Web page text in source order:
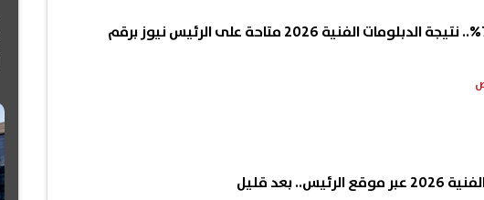
نسبة النجاح أقل من 70%.. نتيجة الدبلومات الفنية 2026 متاحة على الرئيس نيوز برقم
بعد قليل